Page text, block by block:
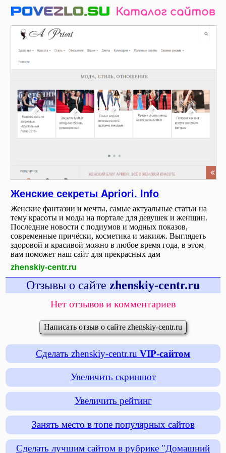
Женские секреты Apriori. Info
Женские фантазии и мечты, самые актуальные статьи на
тему красоты и моды на портале для девушек и женщин.
Последние новости с подиумов и модных показов,
современные причёски, косметика и макияж. Выглядеть
здоровой и красивой можно в любое время года, в этом
вам поможет наш сайт для прекрасных дам
zhenskiy-centr.ru
Отзывы о сайте zhenskiy-centr.ru
Нет отзывов и комментариев
Написать отзыв о сайте zhenskiy-centr.ru
Сделать zhenskiy-centr.ru VIP-сайтом
Увеличить скриншот
Увеличить рейтинг
Занять место в топе популярных сайтов
Сделать лучшим сайтом в рубрике "Домашний